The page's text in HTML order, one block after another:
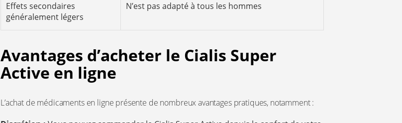
Effets secondaires
généralement légers
N’est pas adapté à tous les hommes
Avantages d’acheter le Cialis Super
Active en ligne
L’achat de médicaments en ligne présente de nombreux avantages pratiques, notamment :